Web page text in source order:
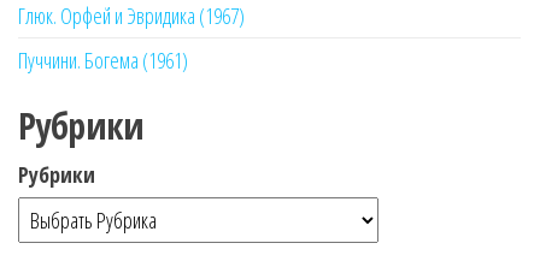
Глюк. Орфей и Эвридика (1967)
Пуччини. Богема (1961)
Рубрики
Рубрики